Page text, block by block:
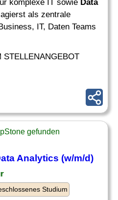
komplexe IT sowie Data
als zentrale
IT, Daten Teams
STELLENANGEBOT
gefunden
Analytics (w/m/d)
Studium